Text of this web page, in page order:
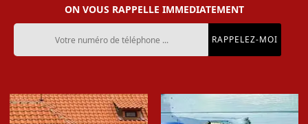
ON VOUS RAPPELLE IMMEDIATEMENT